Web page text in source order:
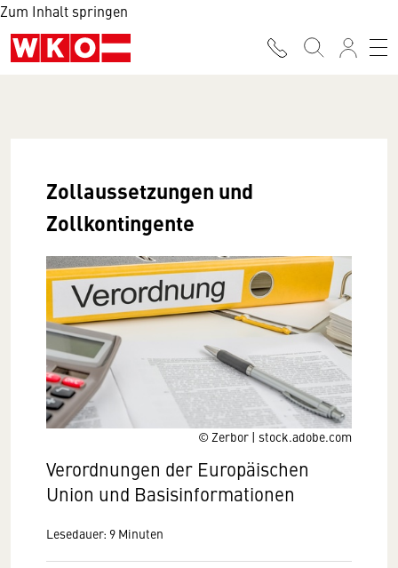
Zum Inhalt springen
© Zerbor | stock.adobe.com
Zollaussetzungen und
Zollkontingente
Verordnungen der Europäischen
Union und Basisinformationen
Lesedauer: 9 Minuten